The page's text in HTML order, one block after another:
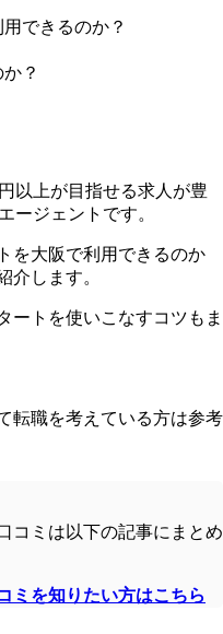
できるのか？
？
以上が目指せる求人が豊
ージェントです。
を大阪で利用できるのか
介します。
ートを使いこなすコツもま
転職を考えている方は参考
コミは以下の記事にまとめ
ミを知りたい方はこちら